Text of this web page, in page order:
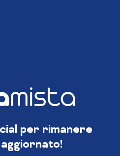
per rimanere